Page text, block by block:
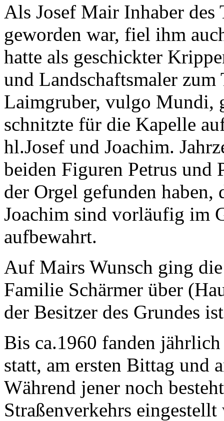
Als Josef Mair Inhaber des
geworden war, fiel ihm
hatte als geschickter
und Landschaftsmaler
Laimgruber, vulgo Mundi,
schnitzte für die Kapelle
hl.Josef und Joachim.
beiden Figuren Petrus und
der Orgel gefunden haben,
Joachim sind vorläufig im
aufbewahrt.
Auf Mairs Wunsch ging
Familie Schärmer über
der Besitzer des Grundes
Bis ca.1960 fanden
statt, am ersten Bittag und
Während jener noch
Straßenverkehrs eingestellt